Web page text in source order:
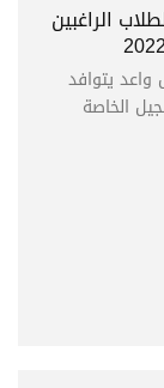
الراغبين
واعد يتوافد
الخاصة